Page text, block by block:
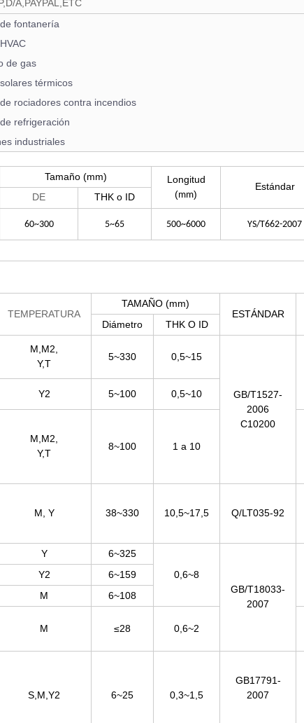
A,PAYPAL,ETC
fontanería
de gas
térmicos
rociadores contra incendios
refrigeración
industriales
Tamaño(mm)
Longitud
(mm)
Estándar
DE
THK o ID
60~300 5~65 500~6000 YS/T662-2007
TEMPERATURA
TAMAÑO (mm)
ESTÁNDAR
Diámetro
THK O ID
M,M2,
Y,T
5~330 0,5~15
GB/T1527-
2006
C10200
Y2 5~100 0,5~10
M,M2,
Y,T
8~100 1 a 10
M, Y 38~330 10,5~17,5 Q/LT035-92
Y
6~325
0,6~8
GB/T18033-
2007
Y2
6~159
M
6~108
M ≤28 0,6~2
S,M,Y2 6~25 0,3~1,5
GB17791-
2007